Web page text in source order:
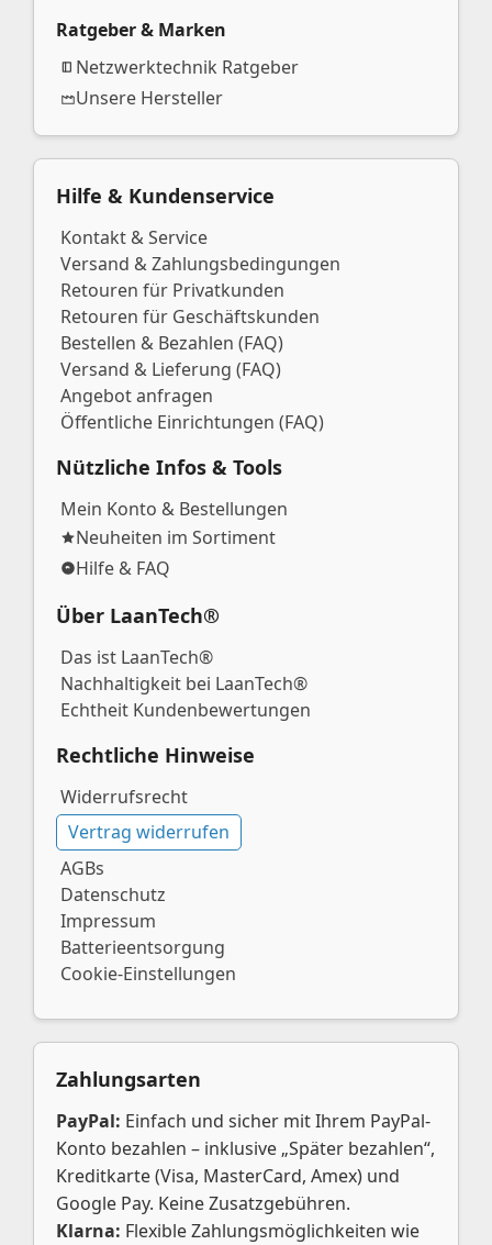
Ratgeber & Marken
Netzwerktechnik Ratgeber
Unsere Hersteller
Hilfe & Kundenservice
Kontakt & Service
Versand & Zahlungsbedingungen
Retouren für Privatkunden
Retouren für Geschäftskunden
Bestellen & Bezahlen (FAQ)
Versand & Lieferung (FAQ)
Angebot anfragen
Öffentliche Einrichtungen (FAQ)
Nützliche Infos & Tools
Mein Konto & Bestellungen
Neuheiten im Sortiment
Hilfe & FAQ
Über LaanTech®
Das ist LaanTech®
Nachhaltigkeit bei LaanTech®
Echtheit Kundenbewertungen
Rechtliche Hinweise
Widerrufsrecht
Vertrag widerrufen
AGBs
Datenschutz
Impressum
Batterieentsorgung
Cookie-Einstellungen
Zahlungsarten
PayPal: Einfach und sicher mit Ihrem PayPal-
Konto bezahlen – inklusive „Später bezahlen“,
Kreditkarte (Visa, MasterCard, Amex) und
Google Pay. Keine Zusatzgebühren.
Klarna: Flexible Zahlungsmöglichkeiten wie